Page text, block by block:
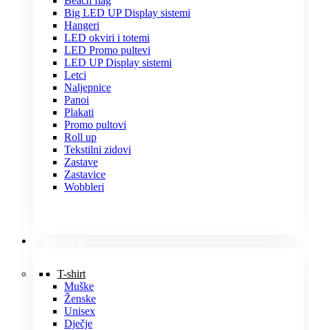
Big LED UP Display sistemi
Hangeri
LED okviri i totemi
LED Promo pultevi
LED UP Display sistemi
Letci
Naljepnice
Panoi
Plakati
Promo pultovi
Roll up
Tekstilni zidovi
Zastave
Zastavice
Wobbleri
T-shirt
Muške
Ženske
Unisex
Dječje